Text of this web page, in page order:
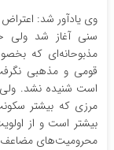
وی یادآور شد: اعتراض
سنی آغاز شد ولی
مذبوحانه‌ای که
قومی و مذهبی
است شنیده نشد.
مرزی که بیشتر
بیشتر است و از
محرومیت‌های